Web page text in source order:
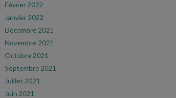
Février 2022
Janvier 2022
Décembre 2021
Novembre 2021
Octobre 2021
Septembre 2021
Juillet 2021
Juin 2021